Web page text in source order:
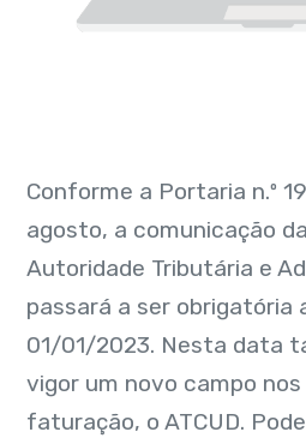
Conforme a Portaria n.º
agosto, a comunicação
Autoridade Tributária e
passará a ser obrigatória
01/01/2023. Nesta data
vigor um novo campo
faturação, o ATCUD.